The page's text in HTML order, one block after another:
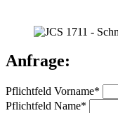
Anfrage:
Pflichtfeld Vorname*
Pflichtfeld Name*